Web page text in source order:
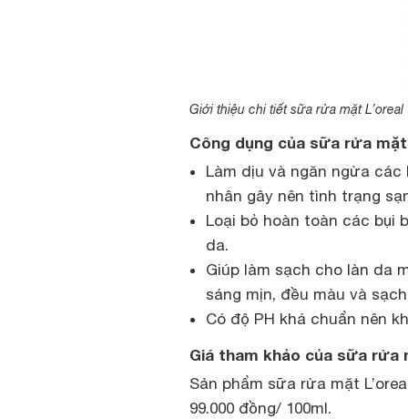
Giới thiệu chi tiết sữa rửa mặt
Công dụng của sữa rửa mặt
Làm dịu và ngăn ngừa
nhân gây nên tình trạng
Loại bỏ hoàn toàn các bụi
da.
Giúp làm sạch cho làn da
sáng mịn, đều màu và
Có độ PH khá chuẩn nên
Giá tham khảo của sữa rửa
Sản phẩm sữa rửa mặt
99.000 đồng/ 100ml.